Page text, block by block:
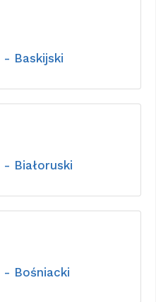
- Baskijski
- Białoruski
- Bośniacki